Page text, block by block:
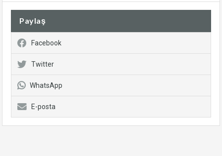
Paylaş
Facebook
Twitter
WhatsApp
E-posta